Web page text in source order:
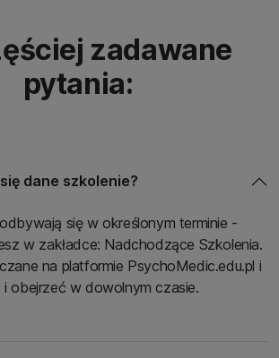
zadawane
pytania:
dane szkolenie?
się w określonym terminie -
w zakładce: Nadchodzące Szkolenia.
na platformie PsychoMedic.edu.pl i
obejrzeć w dowolnym czasie.